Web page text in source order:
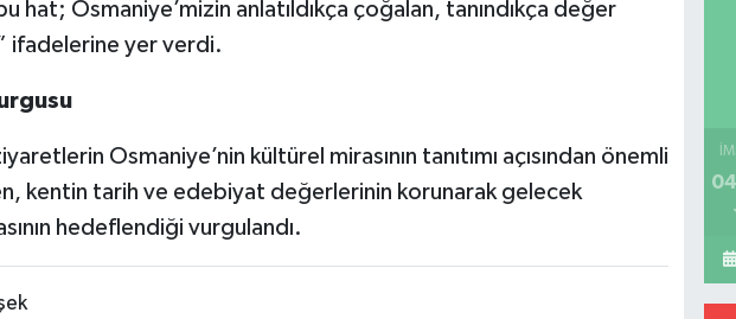
hat; Osmaniye’mizin anlatıldıkça çoğalan, tanındıkça değer
ifadelerine yer verdi.
Osmaniye’nin kültürel mirasının tanıtımı açısından önemli
kentin tarih ve edebiyat değerlerinin korunarak gelecek
hedeflendiği vurgulandı.